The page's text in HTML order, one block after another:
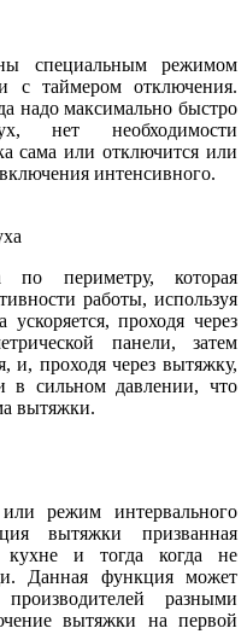
специальным режимом
с таймером отключения.
надо максимально быстро
нет необходимости
сама или отключится или
интенсивного.
по периметру, которая
работы, используя
проходя через
панели, затем
и, проходя через вытяжку,
в сильном давлении, что
вытяжки.
режим интервального
вытяжки призванная
кухне и тогда когда не
Данная функция может
разными
вытяжки на первой